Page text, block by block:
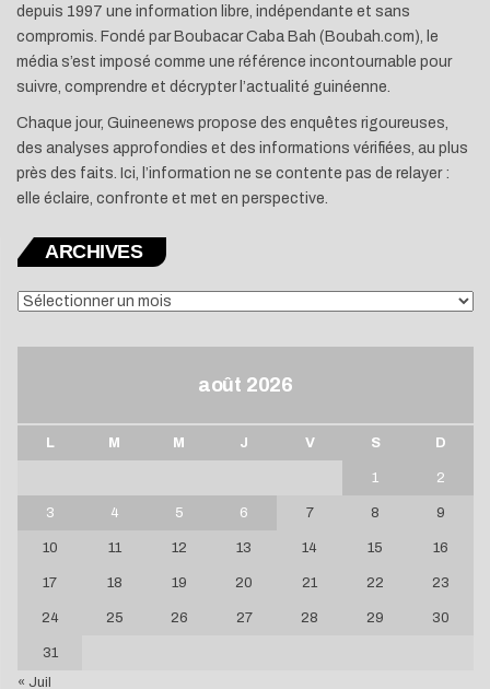
depuis 1997 une information libre, indépendante et sans
compromis. Fondé par Boubacar Caba Bah (Boubah.com), le
média s’est imposé comme une référence incontournable pour
suivre, comprendre et décrypter l’actualité guinéenne.
Chaque jour, Guineenews propose des enquêtes rigoureuses,
des analyses approfondies et des informations vérifiées, au plus
près des faits. Ici, l’information ne se contente pas de relayer :
elle éclaire, confronte et met en perspective.
ARCHIVES
ARCHIVES
août 2026
L M M J V S D
1 2
3 4 5 6 7 8 9
10 11 12 13 14 15 16
17 18 19 20 21 22 23
24 25 26 27 28 29 30
31
« Juil